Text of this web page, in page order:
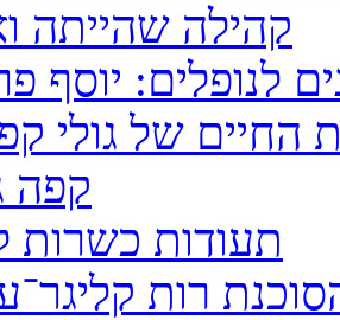
קהילה שהייתה
לנופלים: יוסף
החיים של גולי
קפה
תעודות כשרות
רות